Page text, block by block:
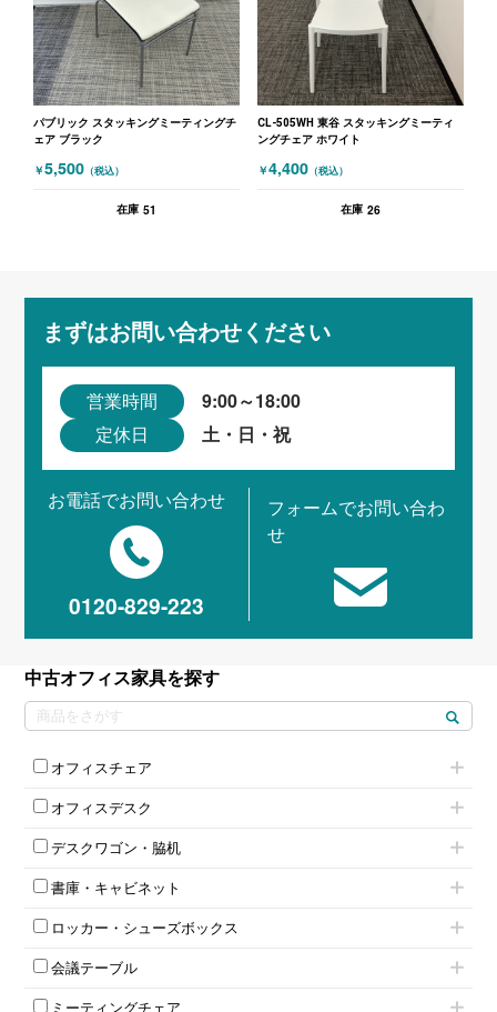
パブリック スタッキングミーティングチ
ェア ブラック
￥5,500 （税込）
在庫 51
CL-505WH 東谷 スタッキングミーティ
ングチェア ホワイト
￥4,400 （税込）
在庫 26
まずはお問い合わせください
営業時間 9:00～18:00
定休日 土・日・祝
お電話でお問い合わせ
0120-829-223
フォームでお問い合わ
せ
中古オフィス家具を探す
オフィスチェア
肘付きチェア
肘無しチェア
役員チェア
オフィスチェアその他
オフィスデスク
片袖机
フリーアドレスデスク（ベンチデスク）
昇降デスク
両袖机
デスクワゴン・脇机
インワゴン2段
インワゴン3段
脇机
書庫・キャビネット
ハイキャビネット
ローキャビネット
両開きキャビネット
上下連結キャビネット
ロッカー・シューズボックス
1人用ロッカー
2人用ロッカー
3人用ロッカー
会議テーブル
ミーティングテーブル
ミーティングチェア